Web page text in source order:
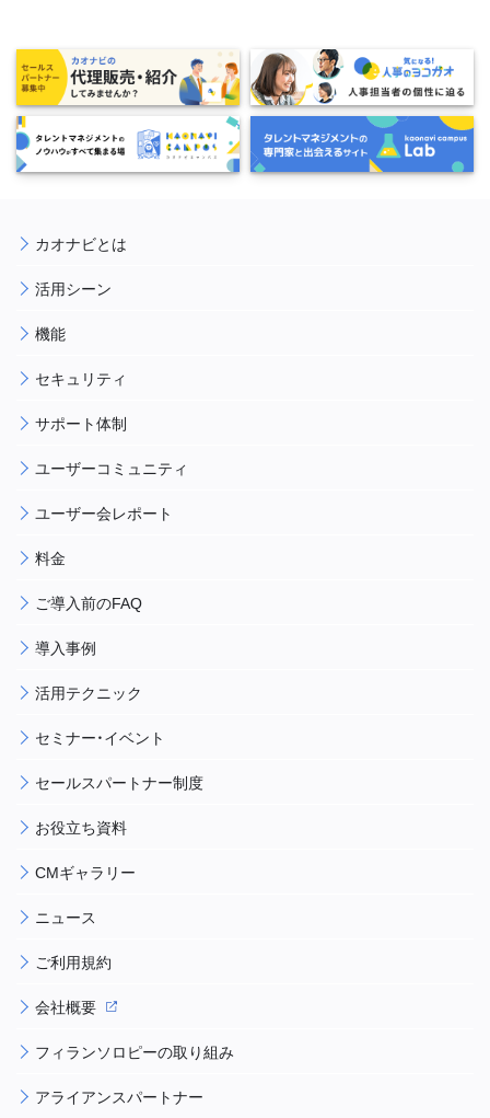
カオナビとは
活用シーン
機能
セキュリティ
サポート体制
ユーザーコミュニティ
ユーザー会レポート
料金
ご導入前のFAQ
導入事例
活用テクニック
セミナー・イベント
セールスパートナー制度
お役立ち資料
CMギャラリー
ニュース
ご利用規約
会社概要
フィランソロピーの取り組み
アライアンスパートナー